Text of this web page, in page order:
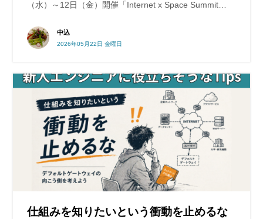
（水）～12日（金）開催「Internet x Space Summit…
中込
2026年05月22日 金曜日
仕組みを知りたいという衝動を止めるな